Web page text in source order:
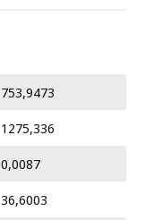
753,9473
1275,336
0,0087
36,6003